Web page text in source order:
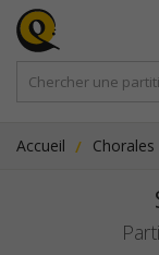
Accueil Chorales